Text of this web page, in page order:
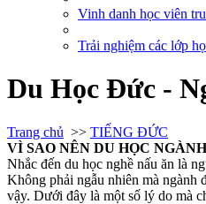
Vinh danh học viên
Trải nghiệm các lớp
Du Học Đức -
Trang chủ >> TIẾNG ĐỨC
VÌ SAO NÊN DU HỌC
Nhắc đến du học nghề nấu ăn là
Không phải ngẫu nhiên mà ngành
vậy. Dưới đây là một số lý do mà